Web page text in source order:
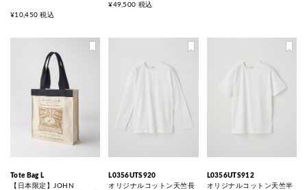
¥10,450 税込
¥49,500 税込
Tote Bag L
【日本限定】JOHN
L0356UTS920
オリジナルコットン天竺長
L0356UTS912
オリジナルコットン天竺半